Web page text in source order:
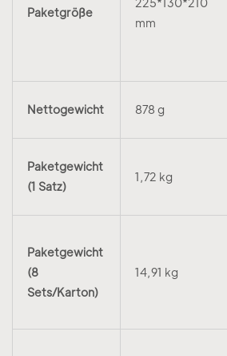
Paketgröße
mm
Nettogewicht 878 g
Paketgewicht
(1 Satz)
1,72 kg
Paketgewicht
(8
Sets/Karton)
14,91 kg